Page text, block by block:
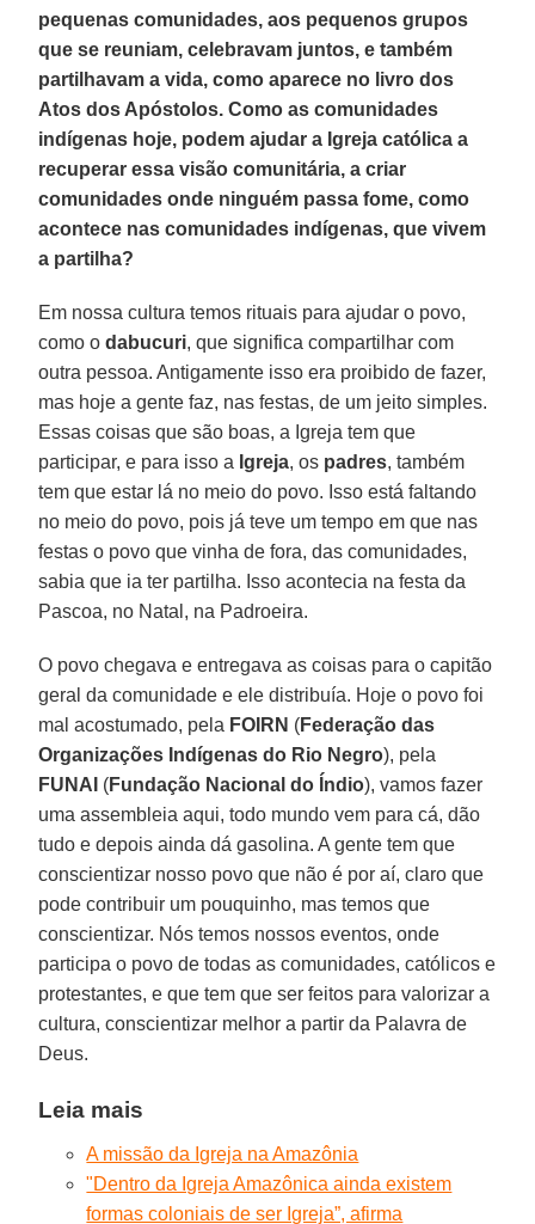
pequenas comunidades, aos pequenos grupos
que se reuniam, celebravam juntos, e também
partilhavam a vida, como aparece no livro dos
Atos dos Apóstolos. Como as comunidades
indígenas hoje, podem ajudar a Igreja católica a
recuperar essa visão comunitária, a criar
comunidades onde ninguém passa fome, como
acontece nas comunidades indígenas, que vivem
a partilha?
Em nossa cultura temos rituais para ajudar o povo,
como odabucuri, que significa compartilhar com
outra pessoa. Antigamente isso era proibido de fazer,
mas hoje a gente faz, nas festas, de um jeito simples.
Essas coisas que são boas, a Igreja tem que
participar, e para isso a Igreja, os padres, também
tem que estar lá no meio do povo. Isso está faltando
no meio do povo, pois já teve um tempo em que nas
festas o povo que vinha de fora, das comunidades,
sabia que ia ter partilha. Isso acontecia na festa da
Pascoa, no Natal, na Padroeira.
O povo chegava e entregava as coisas para o capitão
geral da comunidade e ele distribuía. Hoje o povo foi
mal acostumado, pela FOIRN (Federação das
Organizações Indígenas do Rio Negro), pela
FUNAI (Fundação Nacional do Índio), vamos fazer
uma assembleia aqui, todo mundo vem para cá, dão
tudo e depois ainda dá gasolina. A gente tem que
conscientizar nosso povo que não é por aí, claro que
pode contribuir um pouquinho, mas temos que
conscientizar. Nós temos nossos eventos, onde
participa o povo de todas as comunidades, católicos e
protestantes, e que tem que ser feitos para valorizar a
cultura, conscientizar melhor a partir da Palavra de
Deus.
Leia mais
A missão da Igreja na Amazônia
"Dentro da Igreja Amazônica ainda existem
formas coloniais de ser Igreja”, afirma